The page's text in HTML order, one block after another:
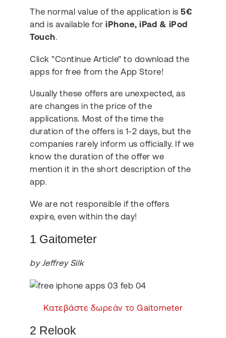
The normal value of the application is5€
and is available foriPhone, iPad & iPod
Touch.
Click "Continue Article" to download the
apps for free from the App Store!
Usually these offers are unexpected, as
are changes in the price of the
applications. Most of the time the
duration of the offers is 1-2 days, but the
companies rarely inform us officially. If we
know the duration of the offer we
mention it in the short description of the
app.
We are not responsible if the offers
expire, even within the day!
1 Gaitometer
by Jeffrey Silk
Κατεβάστε δωρεάν το Gaitometer
2 Relook